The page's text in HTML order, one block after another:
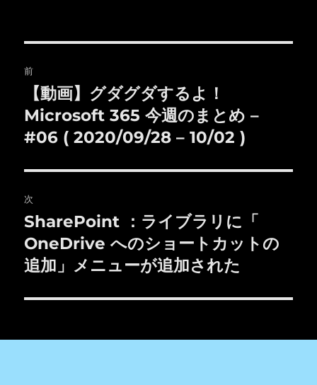
稿
ナ
ビ
ゲ
ー
シ
ョ
ン
前
の
投
【動画】グダグダするよ！
Microsoft 365 今週のまとめ –
#06 ( 2020/09/28 – 10/02 )
次
次
の
投
SharePoint ：ライブラリに「
OneDrive へのショートカットの
追加」メニューが追加された